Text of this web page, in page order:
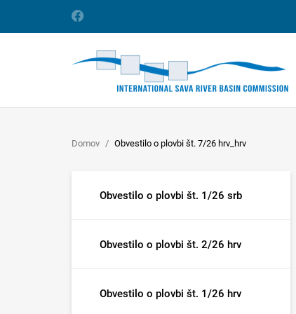
Domov Obvestilo o plovbi št. 7/26 hrv_hrv
Obvestilo o plovbi št. 1/26 srb
Obvestilo o plovbi št. 2/26 hrv
Obvestilo o plovbi št. 1/26 hrv